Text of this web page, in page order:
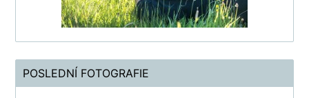
POSLEDNÍ FOTOGRAFIE